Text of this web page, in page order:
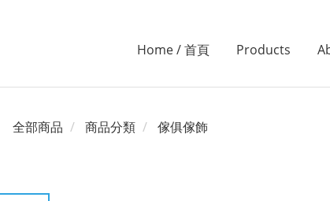
Home / 首頁 Products
全部商品 商品分類 傢俱傢飾